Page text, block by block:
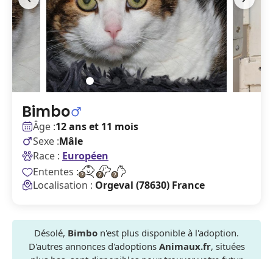
Bimbo
Âge :12 ans et 11 mois
Sexe :Mâle
Race : Européen
Ententes :
Localisation : Orgeval (78630) France
Désolé, Bimbo n'est plus disponible à l'adoption.
D'autres annonces d'adoptions Animaux.fr, situées